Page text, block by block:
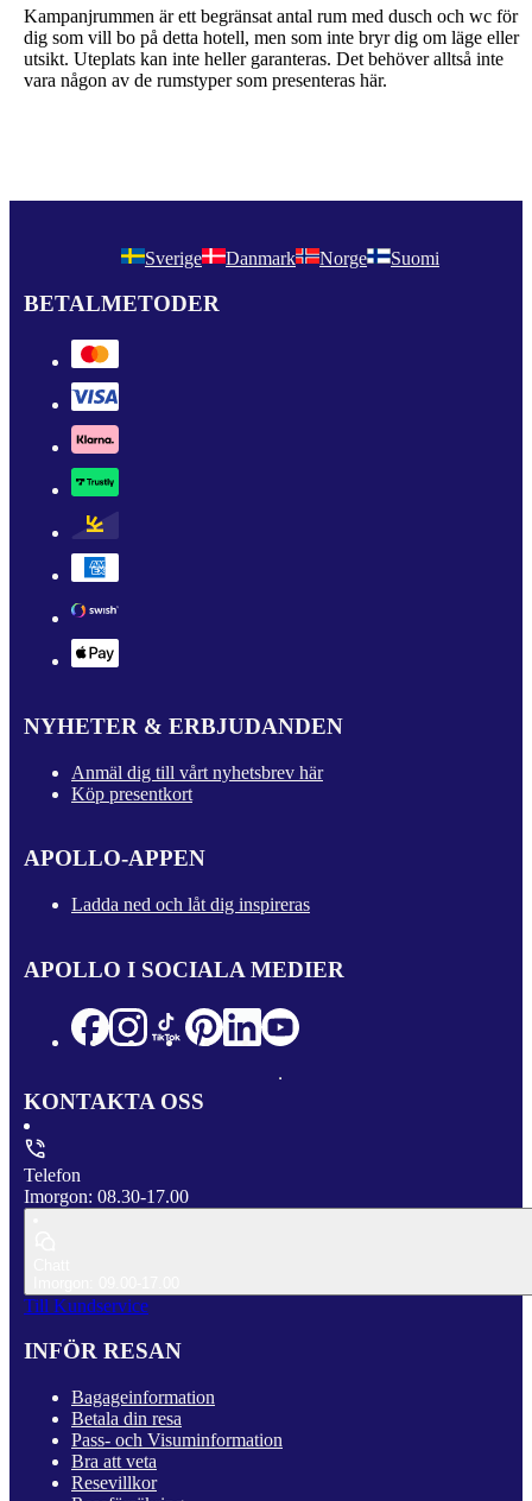
Kampanjrummen är ett begränsat antal rum med dusch och wc för
dig som vill bo på detta hotell, men som inte bryr dig om läge eller
utsikt. Uteplats kan inte heller garanteras. Det behöver alltså inte
vara någon av de rumstyper som presenteras här.
Sverige Danmark Norge Suomi
BETALMETODER
NYHETER & ERBJUDANDEN
Anmäl dig till vårt nyhetsbrev här
Köp presentkort
APOLLO-APPEN
Ladda ned och låt dig inspireras
APOLLO I SOCIALA MEDIER
KONTAKTA OSS
Telefon
Imorgon: 08.30-17.00
Till Kundservice
INFÖR RESAN
Bagageinformation
Betala din resa
Pass- och Visuminformation
Bra att veta
Resevillkor